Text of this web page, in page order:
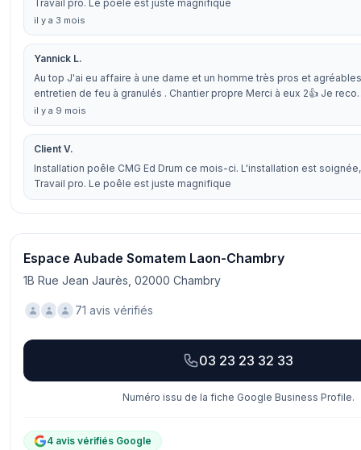
Travail pro. Le poêle est juste magnifique
il y a 3 mois
Yannick L.
Au top J'ai eu affaire à une dame et un homme très pros et
entretien de feu à granulés . Chantier propre Merci à eux 2👍 Je
il y a 9 mois
Client V.
Installation poêle CMG Ed Drum ce mois-ci. L'installation est
Travail pro. Le poêle est juste magnifique
Espace Aubade Somatem Laon-Chambry
1B Rue Jean Jaurès, 02000 Chambry
71 avis vérifiés
03 23 23 32 33
Numéro issu de la fiche Google Business Profile.
4 avis vérifiés Google